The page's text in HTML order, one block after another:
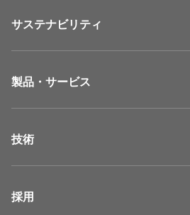
サステナビリティ
製品・サービス
技術
採用